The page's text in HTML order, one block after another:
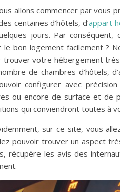
allons commencer par vous
centaines d’hôtels, d’appart
jours. Par
le bon logement facilement ?
trouver votre hébergement très
de chambres d’hôtels,
configurer avec
ou encore de surface et de
qui conviendront toutes à
sur ce site, vous
pouvoir trouver un aspect
récupère les avis des